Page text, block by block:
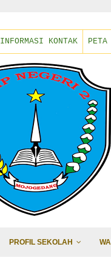
INFORMASI KONTAK
PROFIL SEKOLAH